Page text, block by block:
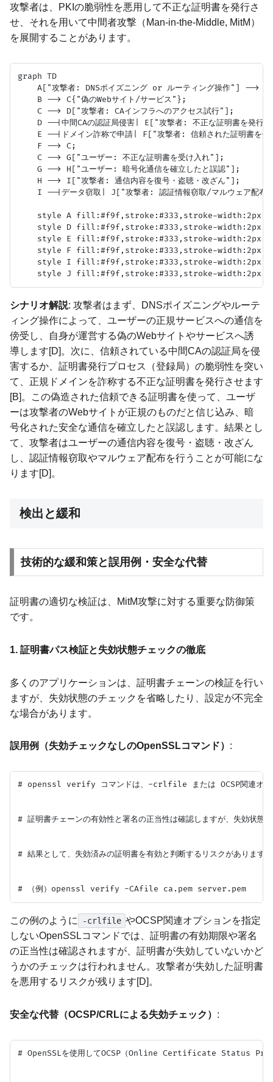
攻撃者は、PKIの脆弱性を悪用して不正な証明書を発行さ
せ、それを用いて中間者攻撃（Man-in-the-Middle, MitM）
を展開することがあります。
graph TD
A["攻撃者: DNSポイズニング or ルーティング操作"] -->
    B --> C{"偽のWebサイト/サービス"};
    C --> D["攻撃者: CAインフラへのアクセス試行"];
D --|中間CAの認証局侵害| E["攻撃者: 不正な証明書を発行
E --|ドメイン詐称で申請| F["攻撃者: 信頼された証明書を
    F --> C;
    C --> G["ユーザー: 不正な証明書を受け入れ"];
    G --> H["ユーザー: 暗号化通信を確立したと誤認"];
    H --> I["攻撃者: 通信内容を復号・盗聴・改ざん"];
I --|データ窃取| J["攻撃者: 認証情報窃取/マルウェア配布
    style A fill:#f9f,stroke:#333,stroke-width:2px;
    style D fill:#f9f,stroke:#333,stroke-width:2px;
    style E fill:#f9f,stroke:#333,stroke-width:2px;
    style F fill:#f9f,stroke:#333,stroke-width:2px;
    style I fill:#f9f,stroke:#333,stroke-width:2px;
シナリオ解説: 攻撃者はまず、DNSポイズニングやルーテ
ィング操作によって、ユーザーの正規サービスへの通信を
傍受し、自身が運営する偽のWebサイトやサービスへ誘
導します[D]。次に、信頼されている中間CAの認証局を侵
害するか、証明書発行プロセス（登録局）の脆弱性を突い
て、正規ドメインを詐称する不正な証明書を発行させます
[B]。この偽造された信頼できる証明書を使って、ユーザ
ーは攻撃者のWebサイトが正規のものだと信じ込み、暗
号化された安全な通信を確立したと誤認します。結果とし
て、攻撃者はユーザーの通信内容を復号・盗聴・改ざん
し、認証情報窃取やマルウェア配布を行うことが可能にな
ります[D]。
検出と緩和
技術的な緩和策と誤用例・安全な代替
証明書の適切な検証は、MitM攻撃に対する重要な防御策
です。
1. 証明書パス検証と失効状態チェックの徹底
多くのアプリケーションは、証明書チェーンの検証を行い
ますが、失効状態のチェックを省略したり、設定が不完全
な場合があります。
誤用例（失効チェックなしのOpenSSLコマンド） :
# openssl verify コマンドは、-crlfile または OCSP関連オプシ
# 証明書チェーンの有効性と署名の正当性は確認しますが、失効状態
# 結果として、失効済みの証明書を有効と判断するリスクがあります。
この例のように -crlfile やOCSP関連オプションを指定
しないOpenSSLコマンドでは、証明書の有効期限や署名
の正当性は確認されますが、証明書が失効していないかど
うかのチェックは行われません。攻撃者が失効した証明書
を悪用するリスクが残ります[D]。
安全な代替（OCSP/CRLによる失効チェック） :
# OpenSSLを使用してOCSP（Online Certificate Status